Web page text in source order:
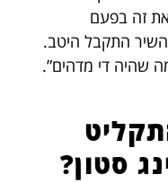
זה בפעם
התקבל היטב.
שהיה די מדהים”.
סטון?